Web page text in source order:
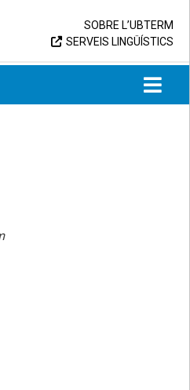
SOBRE L’UBTERM
SERVEIS LINGÜÍSTICS